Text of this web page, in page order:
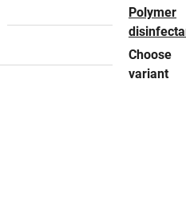
Polymer
Choose
variant